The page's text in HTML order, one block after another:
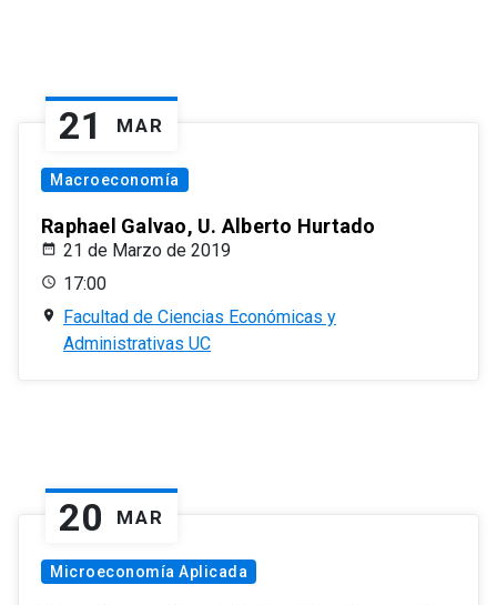
21 MAR
Macroeconomía
Raphael Galvao, U. Alberto Hurtado
21 de Marzo de 2019
17:00
Facultad de Ciencias Económicas y
Administrativas UC
20 MAR
Microeconomía Aplicada